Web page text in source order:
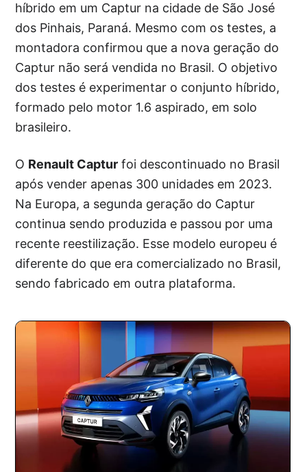
híbrido em um Captur na cidade de São José
dos Pinhais, Paraná. Mesmo com os testes, a
montadora confirmou que a nova geração do
Captur não será vendida no Brasil. O objetivo
dos testes é experimentar o conjunto híbrido,
formado pelo motor 1.6 aspirado, em solo
brasileiro.
O Renault Captur foi descontinuado no Brasil
após vender apenas 300 unidades em 2023.
Na Europa, a segunda geração do Captur
continua sendo produzida e passou por uma
recente reestilização. Esse modelo europeu é
diferente do que era comercializado no Brasil,
sendo fabricado em outra plataforma.